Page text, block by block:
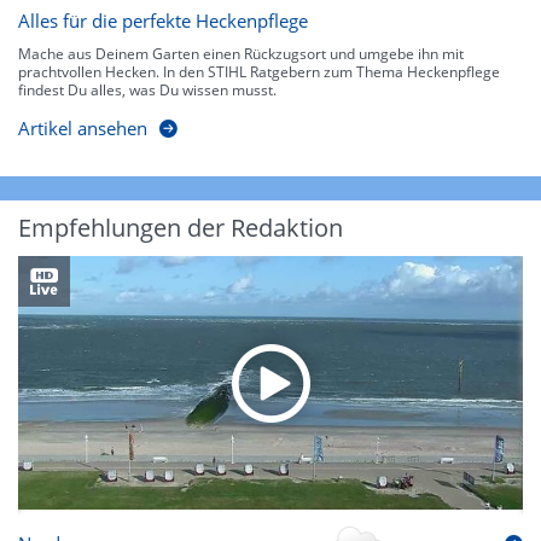
Alles für die perfekte Heckenpflege
Mache aus Deinem Garten einen Rückzugsort und umgebe ihn mit
prachtvollen Hecken. In den STIHL Ratgebern zum Thema Heckenpflege
findest Du alles, was Du wissen musst.
Artikel ansehen
Empfehlungen der Redaktion